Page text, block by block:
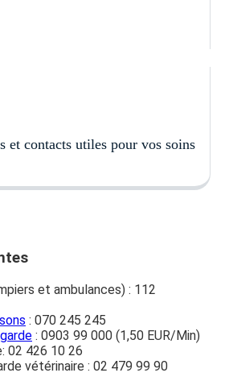
et contacts utiles pour vos soins
et ambulances) : 112
: 070 245 245
: 0903 99 000 (1,50 EUR/Min)
02 426 10 26
vétérinaire : 02 479 99 90